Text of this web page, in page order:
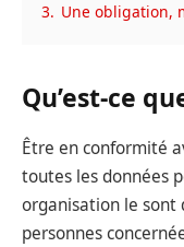
3. Une obligation,
Qu’est-ce
Être en conformité
toutes les données
organisation le sont
personnes